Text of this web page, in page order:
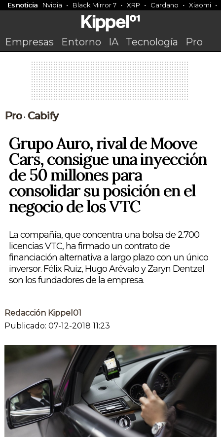
Es noticia Nvidia Black Mirror 7 XRP Cardano Xiaomi
Empresas Entorno IA Tecnología Pro
Pro• Cabify
Grupo Auro, rival de Moove
Cars, consigue una inyección
de 50 millones para
consolidar su posición en el
negocio de los VTC
La compañía, que concentra una bolsa de 2.700
licencias VTC, ha firmado un contrato de
financiación alternativa a largo plazo con un único
inversor. Félix Ruiz, Hugo Arévalo y Zaryn Dentzel
son los fundadores de la empresa.
Redacción Kippel01
Publicado: 07-12-2018 11:23